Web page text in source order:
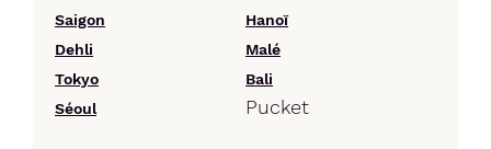
Saigon
Hanoï
Dehli
Malé
Tokyo
Bali
Séoul
Pucket